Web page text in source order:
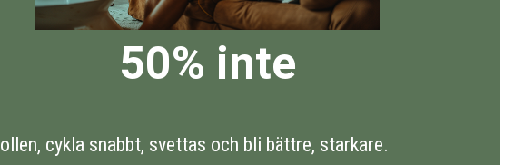
50% inte
cykla snabbt, svettas och bli bättre, starkare.